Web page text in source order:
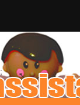
Toutes les informations
;